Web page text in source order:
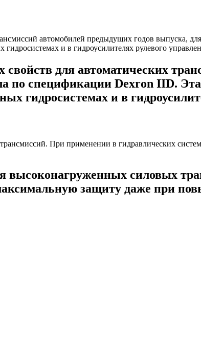
для автоматических
по спецификации Dexron IID.
гидросистемах и в
силовых
защиту даже при